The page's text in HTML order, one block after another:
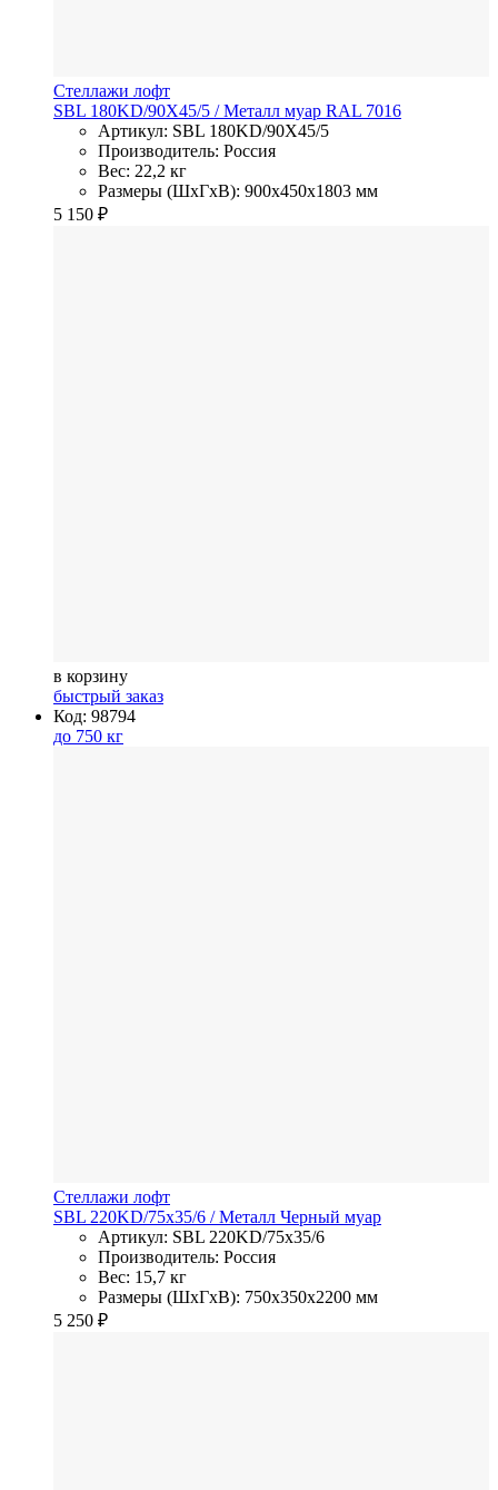
Стеллажи лофт
SBL 180KD/90X45/5 / Металл муар RAL 7016
Артикул: SBL 180KD/90X45/5
Производитель: Россия
Вес: 22,2 кг
Размеры (ШхГхВ): 900x450x1803 мм
5 150 ₽
в корзину
быстрый заказ
Код: 98794
до 750 кг
Стеллажи лофт
SBL 220KD/75x35/6 / Металл Черный муар
Артикул: SBL 220KD/75x35/6
Производитель: Россия
Вес: 15,7 кг
Размеры (ШхГхВ): 750x350x2200 мм
5 250 ₽